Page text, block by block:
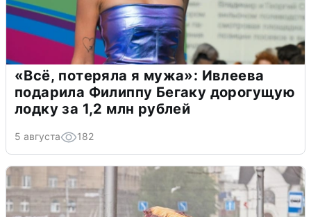
«Всё, потеряла я мужа»: Ивлеева
подарила Филиппу Бегаку дорогущую
лодку за 1,2 млн рублей
5 августа 182